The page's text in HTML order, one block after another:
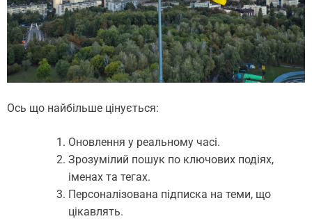
Ось що найбільше цінується:
Оновлення у реальному часі.
Зрозумілий пошук по ключових подіях,
іменах та тегах.
Персоналізована підписка на теми, що
цікавлять.